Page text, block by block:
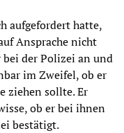
aufgefordert hatte,
Ansprache nicht
der Polizei an und
im Zweifel, ob er
ziehen sollte. Er
ob er bei ihnen
bestätigt.